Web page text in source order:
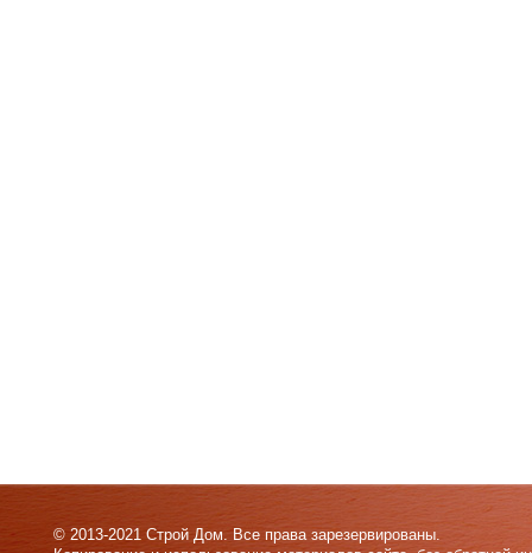
© 2013-2021 Строй Дом. Все права зарезервированы.